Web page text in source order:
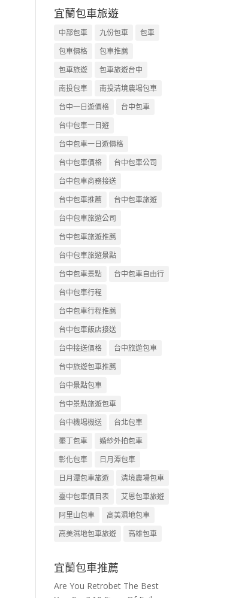
宜蘭包車旅遊
中部包車 九份包車
包車
包車價格
包車推薦
包車旅遊
包車旅遊台中
南投包車
南投清境農場包車
台中一日遊價格
台中包車
台中包車一日遊
台中包車一日遊價格
台中包車價格
台中包車公司
台中包車商務接送
台中包車推薦
台中包車旅遊
台中包車旅遊公司
台中包車旅遊推薦
台中包車旅遊景點
台中包車景點
台中包車自由行
台中包車行程
台中包車行程推薦
台中包車飯店接送
台中接送價格
台中旅遊包車
台中旅遊包車推薦
台中景點包車
台中景點旅遊包車
台中機場機送
台北包車
墾丁包車
婚紗外拍包車
彰化包車
日月潭包車
日月潭包車旅遊
清境農場包車
臺中包車價目表
艾恩包車旅遊
阿里山包車
高美濕地包車
高美濕地包車旅遊
高雄包車
宜蘭包車推薦
Are You Retrobet The Best